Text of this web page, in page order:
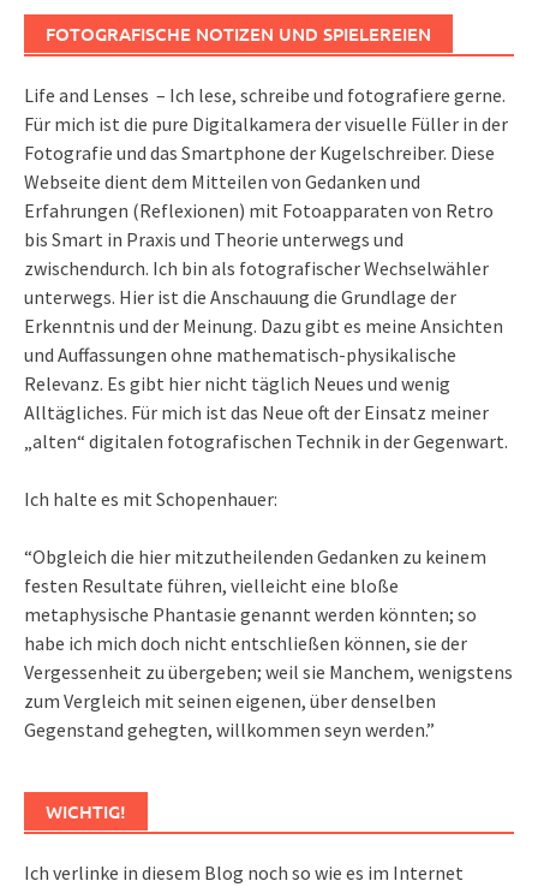
FOTOGRAFISCHE NOTIZEN UND SPIELEREIEN
Life and Lenses – Ich lese, schreibe und fotografiere gerne.
Für mich ist die pure Digitalkamera der visuelle Füller in der
Fotografie und das Smartphone der Kugelschreiber. Diese
Webseite dient dem Mitteilen von Gedanken und
Erfahrungen (Reflexionen) mit Fotoapparaten von Retro
bis Smart in Praxis und Theorie unterwegs und
zwischendurch. Ich bin als fotografischer Wechselwähler
unterwegs. Hier ist die Anschauung die Grundlage der
Erkenntnis und der Meinung. Dazu gibt es meine Ansichten
und Auffassungen ohne mathematisch-physikalische
Relevanz. Es gibt hier nicht täglich Neues und wenig
Alltägliches. Für mich ist das Neue oft der Einsatz meiner
„alten“ digitalen fotografischen Technik in der Gegenwart.
Ich halte es mit Schopenhauer:
“Obgleich die hier mitzutheilenden Gedanken zu keinem
festen Resultate führen, vielleicht eine bloße
metaphysische Phantasie genannt werden könnten; so
habe ich mich doch nicht entschließen können, sie der
Vergessenheit zu übergeben; weil sie Manchem, wenigstens
zum Vergleich mit seinen eigenen, über denselben
Gegenstand gehegten, willkommen seyn werden.”
WICHTIG!
Ich verlinke in diesem Blog noch so wie es im Internet